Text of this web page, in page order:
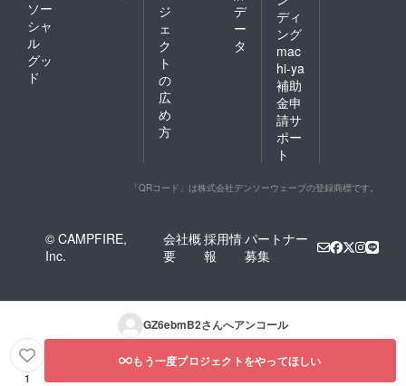
ソー
シャ
ル
グッ
ド
ジ
ェ
ク
ト
の
広
め
方
デ
ー
タ
ディ
ング
mac
hi-ya
補助
金申
請サ
ポー
ト
「QRコード」は株式会社デンソーウェーブの登録商標です。
© CAMPFIRE,
Inc.
会社概
要
採用情
報
パートナー
募集
GZ6ebmB2さんへアンコール
1
もう一度プロジェクトをやってほしい